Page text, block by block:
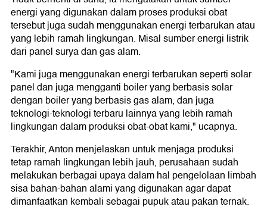
energi yang digunakan dalam proses produksi obat
tersebut juga sudah menggunakan energi terbarukan atau
yang lebih ramah lingkungan. Misal sumber energi listrik
dari panel surya dan gas alam.
"Kami juga menggunakan energi terbarukan seperti solar
panel dan juga mengganti boiler yang berbasis solar
dengan boiler yang berbasis gas alam, dan juga
teknologi-teknologi terbaru lainnya yang lebih ramah
lingkungan dalam produksi obat-obat kami," ucapnya.
Terakhir, Anton menjelaskan untuk menjaga produksi
tetap ramah lingkungan lebih jauh, perusahaan sudah
melakukan berbagai upaya dalam hal pengelolaan limbah
sisa bahan-bahan alami yang digunakan agar dapat
dimanfaatkan kembali sebagai pupuk atau pakan ternak.